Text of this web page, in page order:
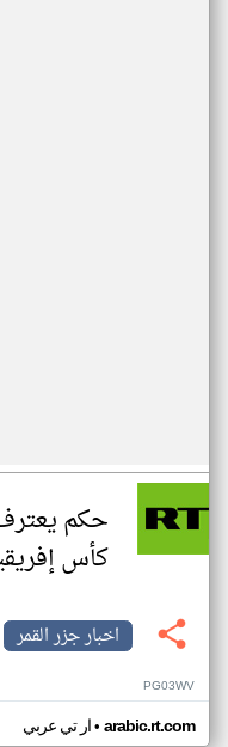
حكم
كأس إفريقيا
اخبار جزر القمر
PG03WV
ار تي عربي• arabic.rt.com